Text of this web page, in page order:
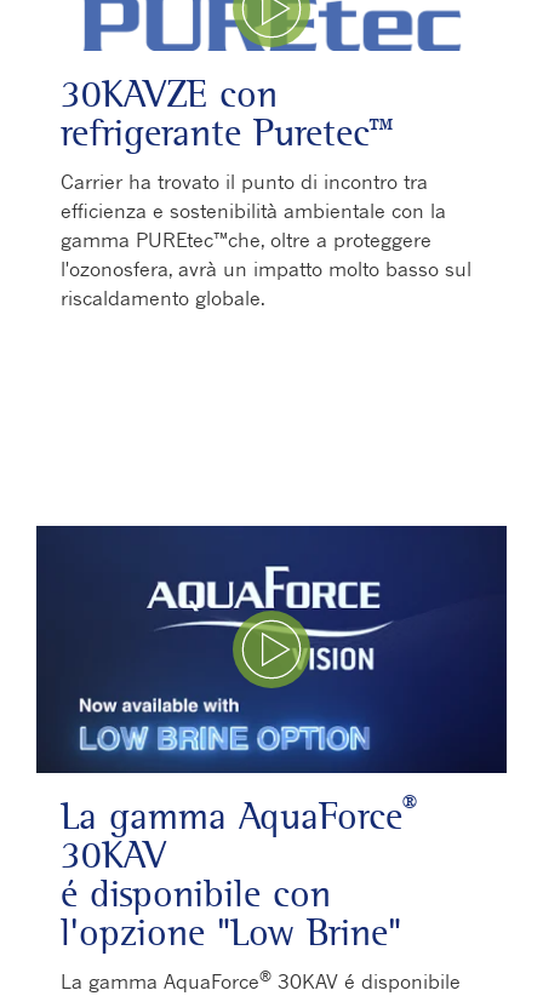
30KAVZE con
refrigerante Puretec™
Carrier ha trovato il punto di incontro tra
efficienza e sostenibilità ambientale con la
gamma PUREtec™che, oltre a proteggere
l'ozonosfera, avrà un impatto molto basso sul
riscaldamento globale.
La gamma AquaForce®
30KAV
é disponibile con
l'opzione "Low Brine"
La gamma AquaForce® 30KAV é disponibile